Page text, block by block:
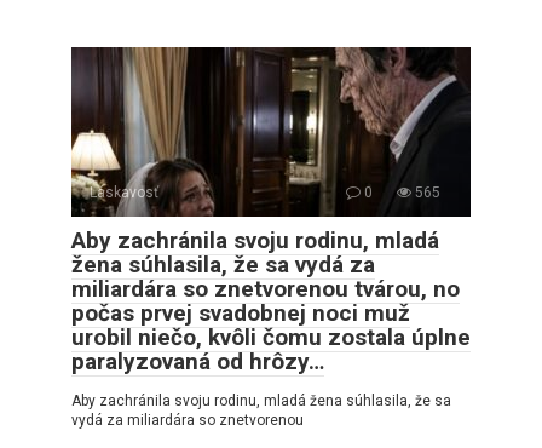
Láskavosť 0 565
Aby zachránila svoju rodinu, mladá
žena súhlasila, že sa vydá za
miliardára so znetvorenou tvárou, no
počas prvej svadobnej noci muž
urobil niečo, kvôli čomu zostala úplne
paralyzovaná od hrôzy…
Aby zachránila svoju rodinu, mladá žena súhlasila, že sa
vydá za miliardára so znetvorenou